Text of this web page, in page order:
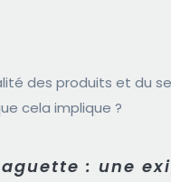
des produits et du
cela implique ?
: une